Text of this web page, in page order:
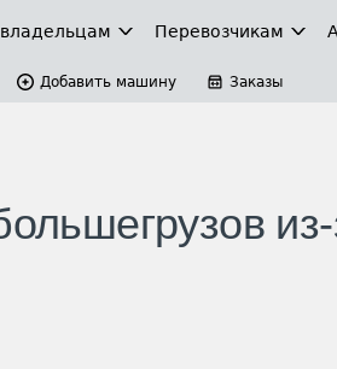
Перевозчикам
Добавить машину Заказы